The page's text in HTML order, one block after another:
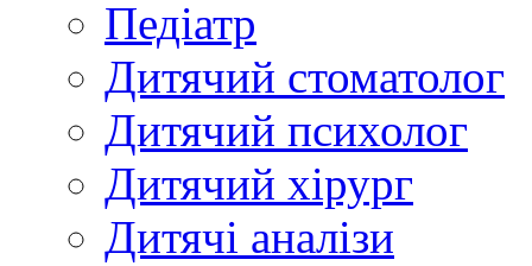
Педіатр
Дитячий стоматолог
Дитячий психолог
Дитячий хірург
Дитячі аналізи